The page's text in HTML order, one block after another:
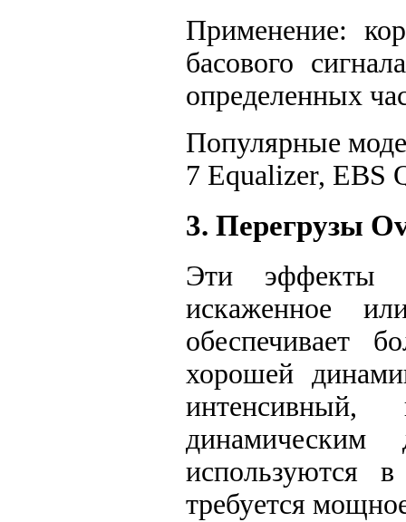
Применение:
басового
определенных
Популярные
7 Equalizer, EBS
3. Перегрузы
Эти эффекты
искаженное
обеспечивает
хорошей
используются
требуется